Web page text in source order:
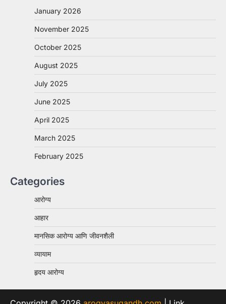
January 2026
November 2025
October 2025
August 2025
July 2025
June 2025
April 2025
March 2025
February 2025
Categories
आरोग्य
आहार
मानसिक आरोग्य आणि जीवनशैली
व्यायाम
हृदय आरोग्य